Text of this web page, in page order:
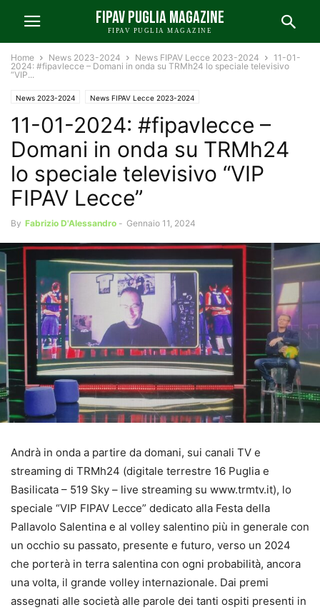
FIPAV PUGLIA MAGAZINE
FIPAV PUGLIA MAGAZINE
Home News 2023-2024 News FIPAV Lecce 2023-2024
11-01-
2024: #fipavlecce – Domani in onda su TRMh24 lo speciale televisivo
“VIP...
News 2023-2024 News FIPAV Lecce 2023-2024
11-01-2024: #fipavlecce –
Domani in onda su TRMh24
lo speciale televisivo “VIP
FIPAV Lecce”
By Fabrizio D'Alessandro - Gennaio 11, 2024
Andrà in onda a partire da domani, sui canali TV e
streaming di TRMh24 (digitale terrestre 16 Puglia e
Basilicata – 519 Sky – live streaming su www.trmtv.it), lo
speciale “VIP FIPAV Lecce” dedicato alla Festa della
Pallavolo Salentina e al volley salentino più in generale con
un occhio su passato, presente e futuro, verso un 2024
che porterà in terra salentina con ogni probabilità, ancora
una volta, il grande volley internazionale. Dai premi
assegnati alle società alle parole dei tanti ospiti presenti in